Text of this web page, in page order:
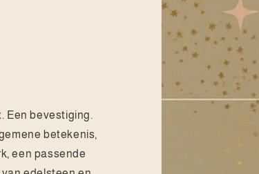
Een bevestiging.
betekenis,
een passende